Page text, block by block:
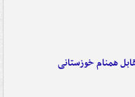
همنام خوزستانی